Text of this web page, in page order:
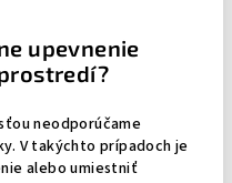
upevnenie
neodporúčame
V takýchto prípadoch je
alebo umiestniť